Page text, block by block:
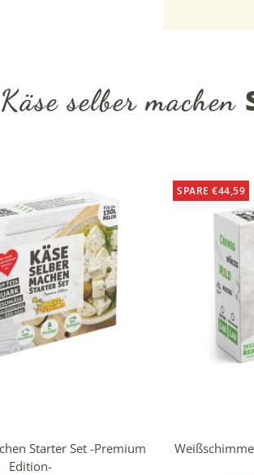
Käse selber machen
Starter Set -Premium
Edition-
SPARE €44,59